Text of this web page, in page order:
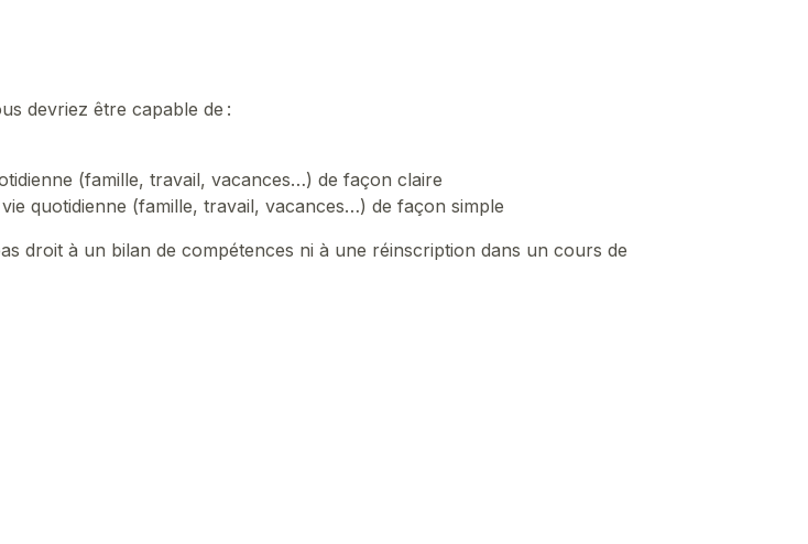
devriez être capable de :
(famille, travail, vacances…) de façon claire
quotidienne (famille, travail, vacances…) de façon simple
droit à un bilan de compétences ni à une réinscription dans un cours de